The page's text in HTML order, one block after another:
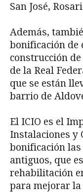
San José,
Además,
bonificación de
construcción
de la Real
que se están
barrio de
El ICIO es el
Instalaciones y
bonificación
antiguos, que
rehabilitación
para mejorar la